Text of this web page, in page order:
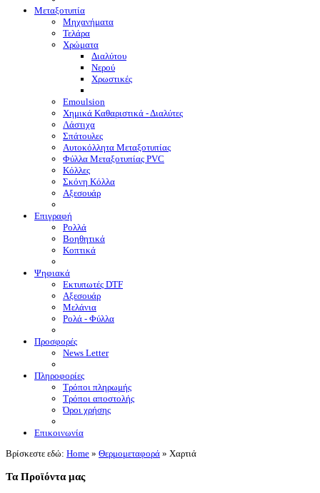
Μεταξοτυπία
Μηχανήματα
Τελάρα
Χρώματα
Διαλύτου
Νερού
Χρωστικές
Emoulsion
Χημικά Καθαριστικά - Διαλύτες
Λάστιχα
Σπάτουλες
Αυτοκόλλητα Μεταξοτυπίας
Φύλλα Μεταξοτυπίας PVC
Κόλλες
Σκόνη Κόλλα
Αξεσουάρ
Επιγραφή
Ρολλά
Βοηθητικά
Κοπτικά
Ψηφιακά
Eκτυπωτές DTF
Αξεσουάρ
Μελάνια
Ρολά - Φύλλα
Προσφορές
News Letter
Πληροφορίες
Τρόποι πληρωμής
Τρόποι αποστολής
Όροι χρήσης
Επικοινωνία
Βρίσκεστε εδώ: Home » Θερμομεταφορά » Χαρτιά
Τα Προϊόντα μας